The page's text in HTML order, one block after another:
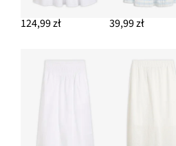
97,99 zł
124,99 zł 39,99 zł